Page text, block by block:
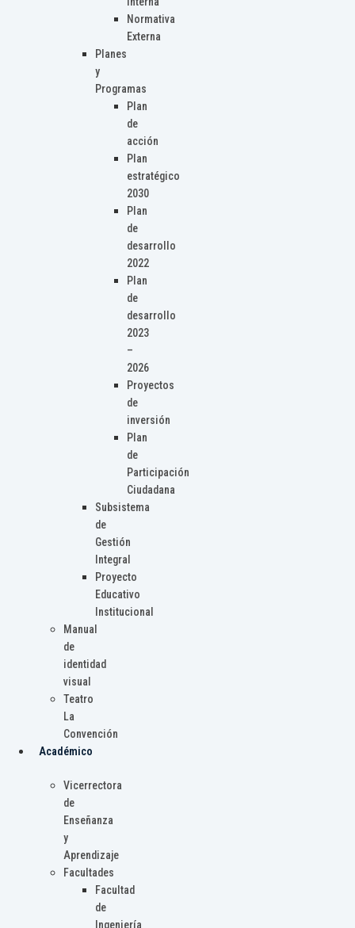
Normativa
Externa
Planes
y
Programas
Plan
de
acción
Plan
estratégico
2030
Plan
de
desarrollo
2022
Plan
de
desarrollo
2023
–
2026
Proyectos
de
inversión
Plan
de
Participación
Ciudadana
Subsistema
de
Gestión
Integral
Proyecto
Educativo
Institucional
Manual
de
identidad
visual
Teatro
La
Convención
Académico
Vicerrectora
de
Enseñanza
y
Aprendizaje
Facultades
Facultad
de
Ingeniería